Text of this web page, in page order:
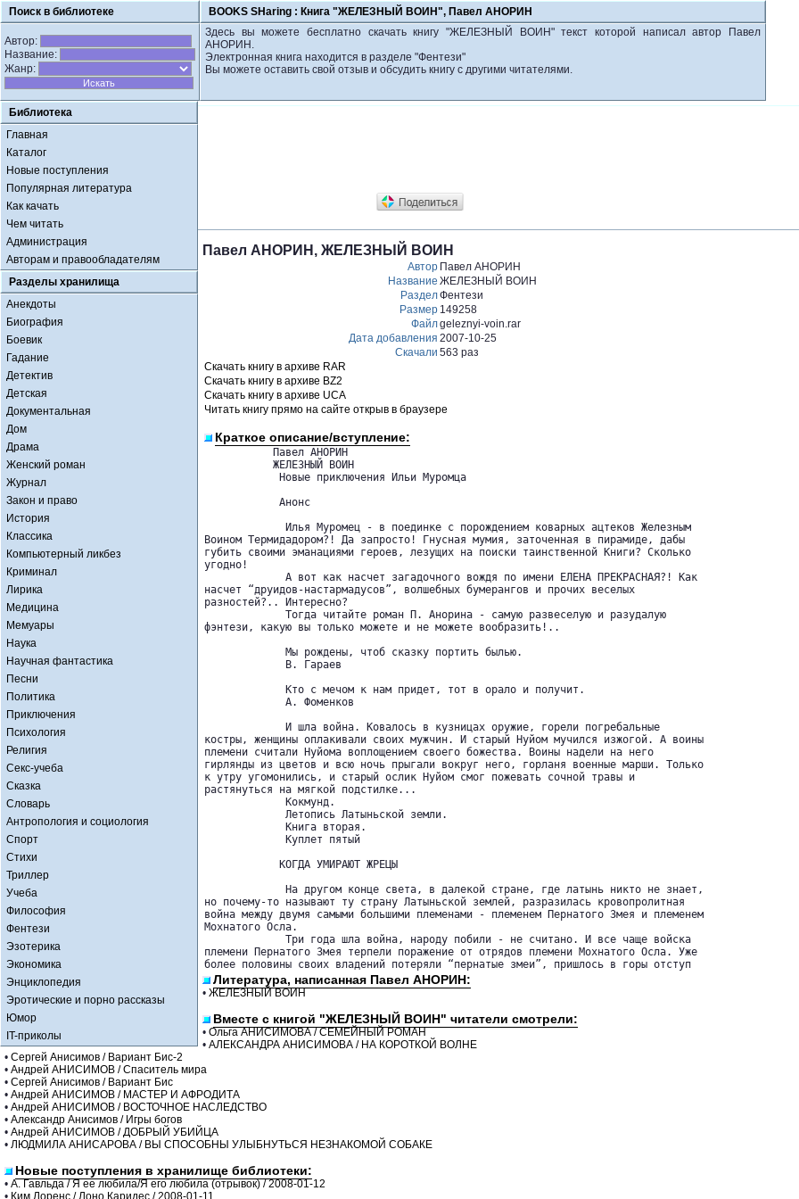
Поиск в библиотеке BOOKS SHaring : Книга "ЖЕЛЕЗНЫЙ ВОИН", Павел АНОРИН
Автор:
Название:
Жанр:
Здесь вы можете бесплатно скачать книгу "ЖЕЛЕЗНЫЙ ВОИН" текст которой написал автор Павел
АНОРИН.
Электронная книга находится в разделе "Фентези"
Вы можете оставить свой отзыв и обсудить книгу с другими читателями.
Библиотека
Главная
Каталог
Новые поступления
Популярная литература
Как качать
Чем читать
Администрация
Авторам и правообладателям
Разделы хранилища
Анекдоты
Биография
Боевик
Гадание
Детектив
Детская
Документальная
Дом
Драма
Женский роман
Журнал
Закон и право
История
Классика
Компьютерный ликбез
Криминал
Лирика
Медицина
Мемуары
Наука
Научная фантастика
Песни
Политика
Приключения
Психология
Религия
Секс-учеба
Сказка
Словарь
Антропология и социология
Спорт
Стихи
Триллер
Учеба
Философия
Фентези
Эзотерика
Экономика
Энциклопедия
Эротические и порно рассказы
Юмор
IT-приколы
Павел АНОРИН, ЖЕЛЕЗНЫЙ ВОИН
Автор Павел АНОРИН
Название ЖЕЛЕЗНЫЙ ВОИН
РазделФентези
Размер 149258
Файлgeleznyi-voin.rar
Дата добавления 2007-10-25
Скачали 563 раз
Скачать книгу в архиве RAR
Скачать книгу в архиве BZ2
Скачать книгу в архиве UCA
Читать книгу прямо на сайте открыв в браузере
Краткое описание/вступление:
           Павел АНОРИН
           ЖЕЛЕЗНЫЙ ВОИН
            Новые приключения Ильи Муромца
            Анонс
             Илья Муромец - в поединке с порождением коварных ацтеков Железным
Воином Термидадором?! Да запросто! Гнусная мумия, заточенная в пирамиде, дабы
губить своими эманациями героев, лезущих на поиски таинственной Книги? Сколько
угодно!
             А вот как насчет загадочного вождя по имени ЕЛЕНА ПРЕКРАСНАЯ?! Как
насчет “друидов-настармадусов”, волшебных бумерангов и прочих веселых
разностей?.. Интересно?
             Тогда читайте роман П. Анорина - самую развеселую и разудалую
фэнтези, какую вы только можете и не можете вообразить!..
             Мы рождены, чтоб сказку портить былью.
             В. Гараев
             Кто с мечом к нам придет, тот в орало и получит.
             А. Фоменков
             И шла война. Ковалось в кузницах оружие, горели погребальные
костры, женщины оплакивали своих мужчин. И старый Нуйом мучился изжогой. А воины
племени считали Нуйома воплощением своего божества. Воины надели на него
гирлянды из цветов и всю ночь прыгали вокруг него, горланя военные марши. Только
к утру угомонились, и старый ослик Нуйом смог пожевать сочной травы и
растянуться на мягкой подстилке...
             Кокмунд.
             Летопись Латыньской земли.
             Книга вторая.
             Куплет пятый
            КОГДА УМИРАЮТ ЖРЕЦЫ
             На другом конце света, в далекой стране, где латынь никто не знает,
но почему-то называют ту страну Латыньской землей, разразилась кровопролитная
война между двумя самыми большими племенами - племенем Пернатого Змея и племенем
Мохнатого Осла.
             Три года шла война, народу побили - не считано. И все чаще войска
племени Пернатого Змея терпели поражение от отрядов племени Мохнатого Осла. Уже
более половины своих владений потеряли “пернатые змеи”, пришлось в горы отступ
Литература, написанная Павел АНОРИН:
• ЖЕЛЕЗНЫЙ ВОИН
Вместе с книгой "ЖЕЛЕЗНЫЙ ВОИН" читатели смотрели:
• Ольга АНИСИМОВА / СЕМЕЙНЫЙ РОМАН
• АЛЕКСАНДРА АНИСИМОВА / НА КОРОТКОЙ ВОЛНЕ
• Сергей Анисимов / Вариант Бис-2
• Андрей АНИСИМОВ / Спаситель мира
• Сергей Анисимов / Вариант Бис
• Андрей АНИСИМОВ / МАСТЕР И АФРОДИТА
• Андрей АНИСИМОВ / ВОСТОЧНОЕ НАСЛЕДСТВО
• Александр Анисимов / Игры богов
• Андрей АНИСИМОВ / ДОБРЫЙ УБИЙЦА
• ЛЮДМИЛА АНИСАРОВА / ВЫ СПОСОБНЫ УЛЫБНУТЬСЯ НЕЗНАКОМОЙ СОБАКЕ
Новые поступления в хранилище библиотеки:
• А. Гавльда / Я ее любила/Я его любила (отрывок) / 2008-01-12
• Ким Лоренс / Лоно Каридес / 2008-01-11